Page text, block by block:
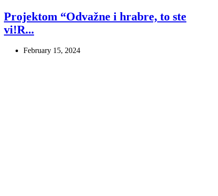
Projektom “Odvažne i hrabre, to ste
vi!R...
February 15, 2024